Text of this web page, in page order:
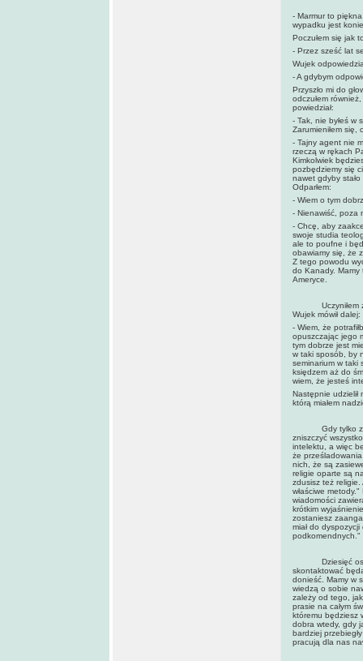
- Marmur to
wypadku jest
Poczułem się jak
- Przez sześć lat
Wujek
- A gdybym
Przyszło mi do
odczułem
powiedział:
- Tak, nie byłeś w
Zarumieniłem się,
- Tajny agent nie
rzeczą w rękach
Kimkolwiek
pozbędziemy się
nawet gdyby
Odparłem:
- Wiem o tym
- Nienawiść, poza
- Chcę, aby
swoje studia
ale to poufne i
obawiamy się, że
Z tego powodu
do Kanady. Mamy
Ameryce.
Uczyniłem
Wujek mówił dalej:
- Wiem, że
opuszczając jego
tym dobrze jest
w taki sposób, by
seminarium w taki
księdzem aż do
wiem, że jesteś
Następnie udzielił
którą miałem
Gdy tylko
zniszczyć
intelektu, a więc
że
nich, że są
religie oparte są
zdusisz też religie.
właściwe
wiadomości
krótkim
zostaniesz
miał do
podkomendnych."
Dziesięć osób,
skontaktować
donieść. Mamy w
wiedzą o sobie
zależy od tego,
prasie na całym
któremu będziesz
dobra wtedy, gdy
bardziej
pracują dla nas